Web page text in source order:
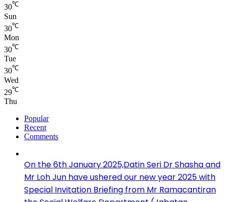
30℃
Sun
30℃
Mon
30℃
Tue
30℃
Wed
29℃
Thu
Popular
Recent
Comments
On the 6th January 2025,Datin Seri Dr Shasha and
Mr Loh Jun have ushered our new year 2025 with
Special Invitation Briefing from Mr Ramacantiran